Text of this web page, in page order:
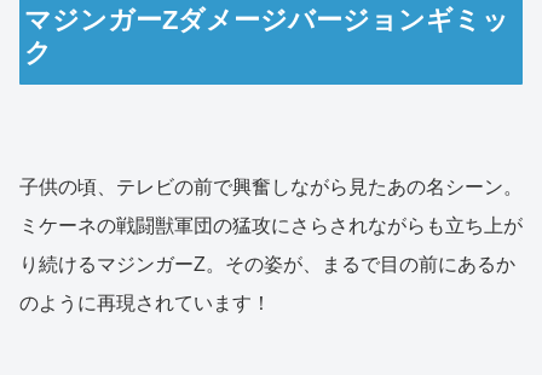
マジンガーZダメージバージョンギミッ
ク
子供の頃、テレビの前で興奮しながら見たあの名シーン。
ミケーネの戦闘獣軍団の猛攻にさらされながらも立ち上が
り続けるマジンガーZ。その姿が、まるで目の前にあるか
のように再現されています！